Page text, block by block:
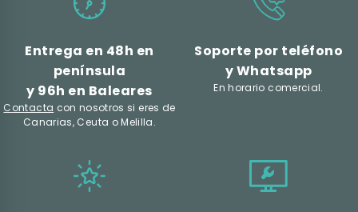
Entrega en 48h en
península
y 96h en Baleares
Contacta con nosotros si eres de
Canarias, Ceuta o Melilla.
Soporte por teléfono
y Whatsapp
En horario comercial.